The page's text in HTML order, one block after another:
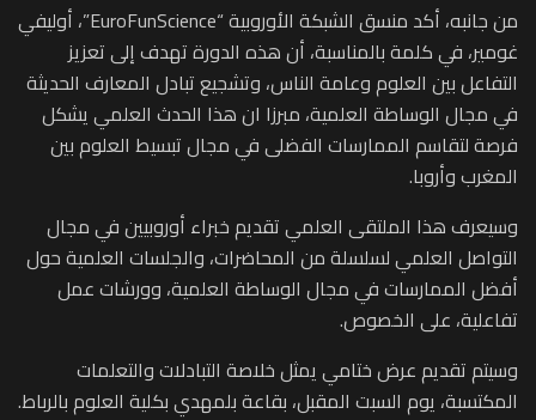
من جانبه، أكد منسق الشبكة الأوروبية “EuroFunScience”، أوليفي
غومير، في كلمة بالمناسبة، أن هذه الدورة تهدف إلى تعزيز
التفاعل بين العلوم وعامة الناس، وتشجيع تبادل المعارف الحديثة
في مجال الوساطة العلمية، مبرزا ان هذا الحدث العلمي يشكل
فرصة لتقاسم الممارسات الفضلى في مجال تبسيط العلوم بين
المغرب وأروبا.
وسيعرف هذا الملتقى العلمي تقديم خبراء أوروبيين في مجال
التواصل العلمي لسلسلة من المحاضرات، والجلسات العلمية حول
أفضل الممارسات في مجال الوساطة العلمية، وورشات عمل
تفاعلية، على الخصوص.
وسيتم تقديم عرض ختامي يمثل خلاصة التبادلات والتعلمات
المكتسبة، يوم السبت المقبل، بقاعة بلمهدي بكلية العلوم بالرباط.